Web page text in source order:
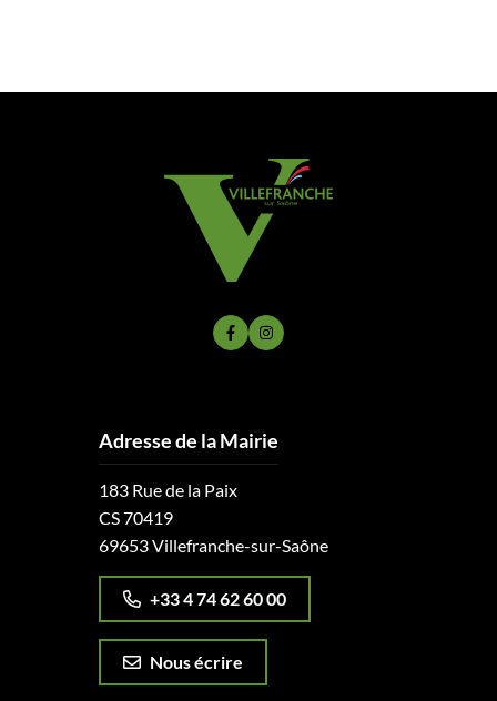
Lien vers le compte Facebook
Lien vers le compte Instagram
Adresse de la Mairie
183 Rue de la Paix
CS 70419
69653 Villefranche-sur-Saône
+33 4 74 62 60 00
Nous écrire